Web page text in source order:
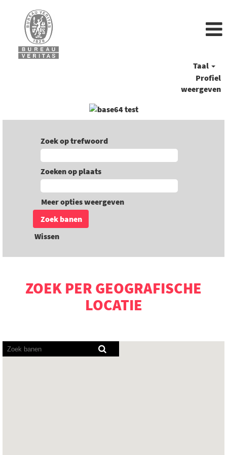
Taal
Profiel
weergeven
Zoek op trefwoord
Zoeken op plaats
Meer opties weergeven
Wissen
ZOEK PER GEOGRAFISCHE
LOCATIE
Screenreaders
kunnen